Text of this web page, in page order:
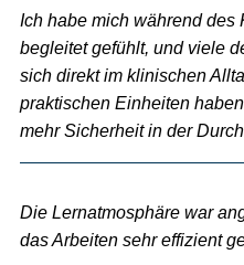
Ich habe mich während des
begleitet gefühlt, und viele
sich direkt im klinischen
praktischen Einheiten
mehr Sicherheit in der
Die Lernatmosphäre war
das Arbeiten sehr effizient